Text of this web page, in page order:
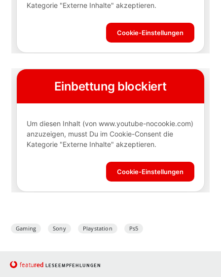
Gaming Sony Playstation Ps5
featured LESEEMPFEHLUNGEN